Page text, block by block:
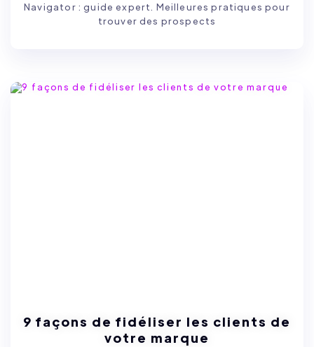
Navigator : guide expert. Meilleures pratiques pour
trouver des prospects
9 façons de fidéliser les clients de
votre marque